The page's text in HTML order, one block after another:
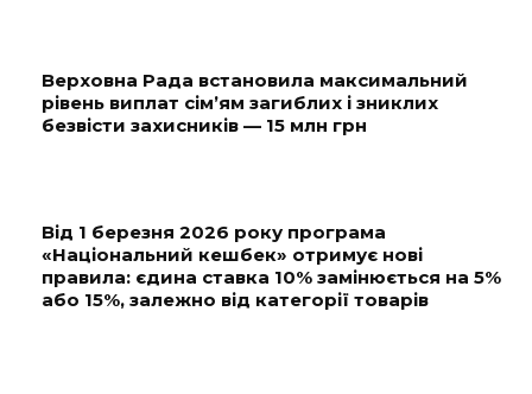
Верховна Рада встановила максимальний
рівень виплат сім’ям загиблих і зниклих
безвісти захисників — 15 млн грн
Від 1 березня 2026 року програма
«Національний кешбек» отримує нові
правила: єдина ставка 10% замінюється на 5%
або 15%, залежно від категорії товарів